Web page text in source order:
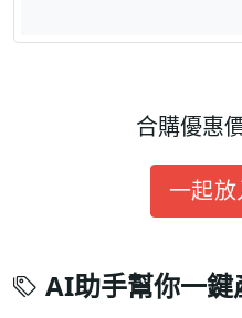
合購優惠
一起
AI助手幫你一鍵